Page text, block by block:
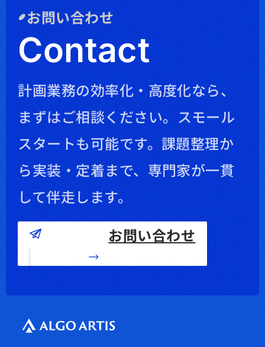
お問い合わせ
Contact
計画業務の効率化・高度化なら、
まずはご相談ください。 スモール
スタートも可能です。課題整理か
ら実装・定着まで、専門家が一貫
して伴走します。
お問い合わせ